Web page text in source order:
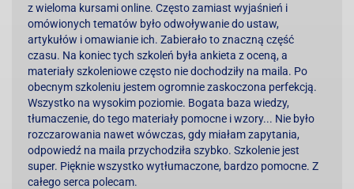
z wieloma kursami online. Często zamiast wyjaśnień i
omówionych tematów było odwoływanie do ustaw,
artykułów i omawianie ich. Zabierało to znaczną część
czasu. Na koniec tych szkoleń była ankieta z oceną, a
materiały szkoleniowe często nie dochodziły na maila. Po
obecnym szkoleniu jestem ogromnie zaskoczona perfekcją.
Wszystko na wysokim poziomie. Bogata baza wiedzy,
tłumaczenie, do tego materiały pomocne i wzory... Nie było
rozczarowania nawet wówczas, gdy miałam zapytania,
odpowiedź na maila przychodziła szybko. Szkolenie jest
super. Pięknie wszystko wytłumaczone, bardzo pomocne. Z
całego serca polecam.